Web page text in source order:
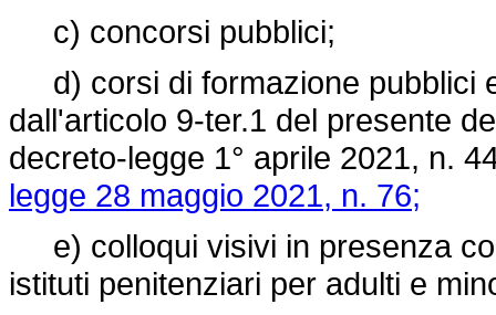
c) concorsi pubblici;
d) corsi di formazione pubblici
dall'articolo 9-ter.1 del presente
decreto-legge 1° aprile 2021, n.
legge 28 maggio 2021, n. 76;
e) colloqui visivi in presenza
istituti penitenziari per adulti e